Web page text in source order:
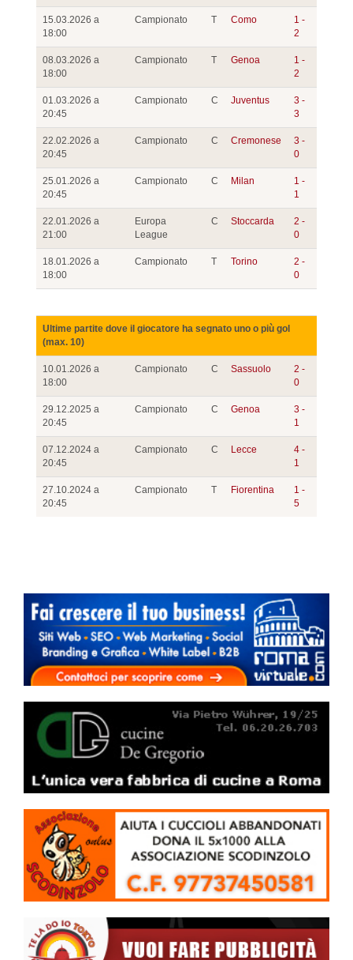
15.03.2026 a
18:00
Campionato T Como
1 -
2
08.03.2026 a
18:00
Campionato T Genoa
1 -
2
01.03.2026 a
20:45
Campionato C Juventus
3 -
3
22.02.2026 a
20:45
Campionato C Cremonese
3 -
0
25.01.2026 a
20:45
Campionato C Milan
1 -
1
22.01.2026 a
21:00
Europa
League
C Stoccarda
2 -
0
18.01.2026 a
18:00
Campionato T Torino
2 -
0
Ultime partite dove il giocatore ha segnato uno o più gol
(max. 10)
10.01.2026 a
18:00
Campionato C Sassuolo
2 -
0
29.12.2025 a
20:45
Campionato C Genoa
3 -
1
07.12.2024 a
20:45
Campionato C Lecce
4 -
1
27.10.2024 a
20:45
Campionato T Fiorentina
1 -
5